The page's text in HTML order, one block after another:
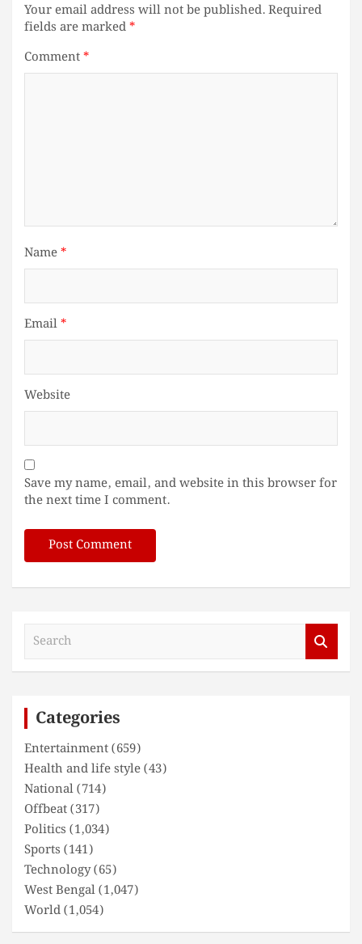
Your email address will not be published.Required
fields are marked*
Comment*
Name*
Email*
Website
Save my name, email, and website in this browser for
the next time I comment.
Categories
Entertainment(659)
Health and life style(43)
National(714)
Offbeat(317)
Politics (1,034)
Sports (141)
Technology(65)
West Bengal(1,047)
World(1,054)